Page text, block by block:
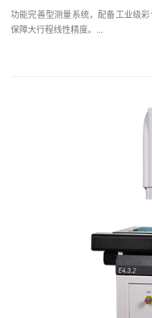
功能完善型测量系统，配备工业级
保障大行程线性精度。...